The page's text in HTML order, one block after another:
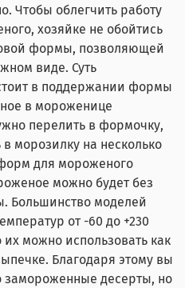
Чтобы облегчить работу
хозяйке не обойтись
формы, позволяющей
виде. Суть
в поддержании формы
в мороженице
перелить в формочку,
в морозилку на несколько
для мороженого
можно будет без
Большинство моделей
от -60 до +230
их можно использовать как
Благодаря этому вы
замороженные десерты, но